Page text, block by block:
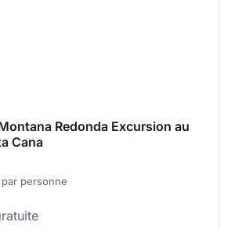
Redonda Excursion au
Cana
par personne